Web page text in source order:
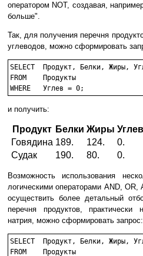
оператором NOT, создавая,
больше".
Так, для получения перечня
углеводов, можно сформировать
SELECT	Продукт, Белки, Жиры, Углев, K, Ca, Na, B2, PP, C
FROM	Продукты
WHERE 	Углев = 0;
и получить:
Продукт Белки Жиры Углев
Говядина 189. 124. 0.
Судак
190. 80. 0.
Возможность использования
логическими операторами AND, OR,
осуществить более детальный
перечня продуктов,
натрия, можно сформировать запрос:
SELECT	Продукт, Белки, Жиры, Углев, K, Ca, Na, B2, PP, C
FROM	Продукты